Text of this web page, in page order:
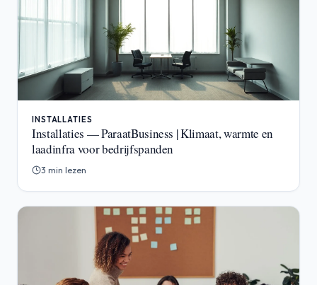
INSTALLATIES
Installaties — ParaatBusiness | Klimaat, warmte en
laadinfra voor bedrijfspanden
3 min lezen